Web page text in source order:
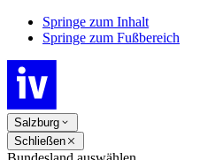
Springe zum Inhalt
Springe zum Fußbereich
Salzburg
Schließen